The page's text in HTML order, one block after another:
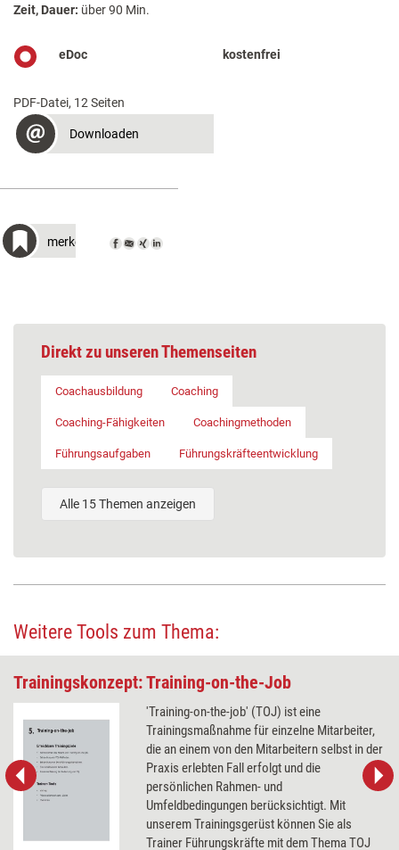
Zeit, Dauer: über 90 Min.
eDoc kostenfrei
PDF-Datei, 12 Seiten
Downloaden
merken
Direkt zu unseren Themenseiten
Coachausbildung Coaching
Coaching-Fähigkeiten Coachingmethoden
Führungsaufgaben Führungskräfteentwicklung
Alle 15 Themen anzeigen
Weitere Tools zum Thema:
Trainingskonzept: Training-on-the-Job
'Training-on-the-job' (TOJ) ist eine
Trainingsmaßnahme für einzelne Mitarbeiter,
die an einem von den Mitarbeitern selbst in der
Praxis erlebten Fall erfolgt und die
persönlichen Rahmen- und
Umfeldbedingungen berücksichtigt. Mit
unserem Trainingsgerüst können Sie als
Trainer Führungskräfte mit dem Thema TOJ